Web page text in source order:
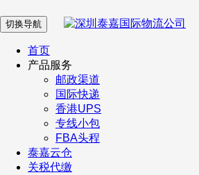
在 线 客 服
企业微信
切换导航
首页
产品服务
邮政渠道
国际快递
香港UPS
专线小包
FBA头程
泰嘉云仓
关税代缴